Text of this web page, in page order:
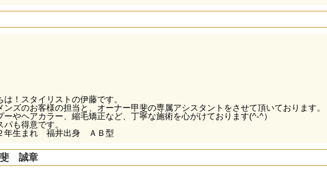
は！スタイリストの伊藤です。
ンズのお客様の担当と、オーナー甲斐の専属アシスタントをさせて頂いております。
ーやヘアカラー、縮毛矯正など、丁寧な施術を心がけております(^-^）
パも得意です。
年生まれ 福井出身 ＡＢ型
斐 誠章